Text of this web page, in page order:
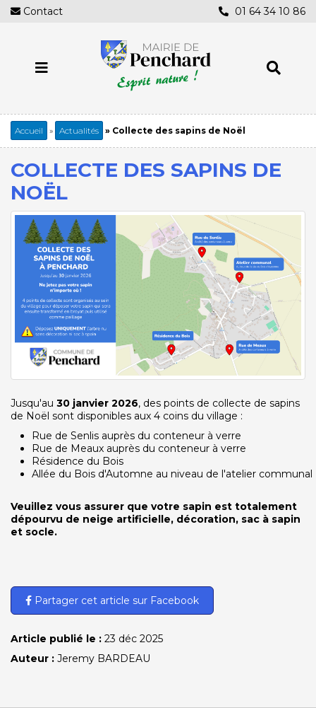
Aller
au
Contact 01 64 34 10 86
Fil
d'Ariane
Accueil Actualités Collecte des sapins de Noël
COLLECTE DES SAPINS DE
NOËL
Jusqu'au 30 janvier 2026, des points de collecte de sapins
de Noël sont disponibles aux 4 coins du village :
Rue de Senlis auprès du conteneur à verre
Rue de Meaux auprès du conteneur à verre
Résidence du Bois
Allée du Bois d'Automne au niveau de l'atelier communal
Veuillez vous assurer que votre sapin est totalement
dépourvu de neige artificielle, décoration, sac à sapin
et socle.
Partager cet article sur Facebook
Article publié le : 23 déc 2025
Auteur : Jeremy BARDEAU